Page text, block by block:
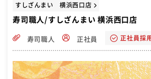
すしざんまい 横浜西口店
寿司職人/すしざんまい 横浜西口店
寿司職人 正社員 正社員採